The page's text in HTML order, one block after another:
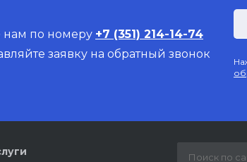
нам по номеру +7 (351) 214-14-74
заявку на обратный звонок